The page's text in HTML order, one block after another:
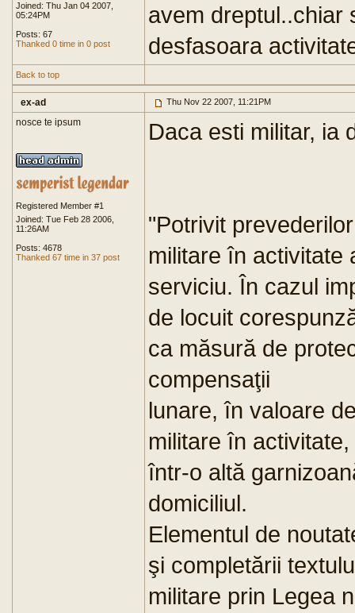
Joined: Thu Jan 04 2007,
05:24PM
Posts: 67
Thanked 0 time in 0 post
avem dreptul..chiar
desfasoara
Back to top
ex-ad Thu Nov 22 2007, 11:21PM
nosce te ipsum
Registered Member #1
Joined: Tue Feb 28 2006,
11:26AM
Posts: 4678
Thanked 67 time in 37 post
Daca esti militar, ia
"Potrivit
militare în activitate
serviciu. În cazul
de locuit
ca măsură de
compensaţii
lunare, în valoare
militare în
într-o altă
domiciliul.
Elementul de
şi completării
militare prin Legea